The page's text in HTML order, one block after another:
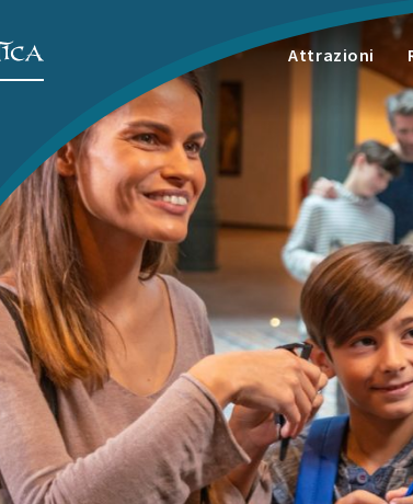
Attrazioni